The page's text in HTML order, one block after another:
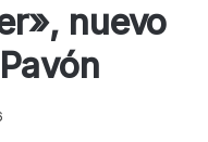
nuevo